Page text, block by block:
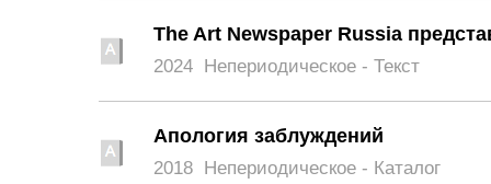
The Art Newspaper Russia
2024 Непериодическое - Текст
Апология заблуждений
2018 Непериодическое - Каталог